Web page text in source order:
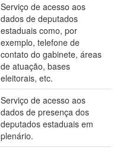
Serviço de acesso aos
dados de deputados
estaduais como, por
exemplo, telefone de
contato do gabinete, áreas
de atuação, bases
eleitorais, etc.
Serviço de acesso aos
dados de presença dos
deputados estaduais em
plenário.